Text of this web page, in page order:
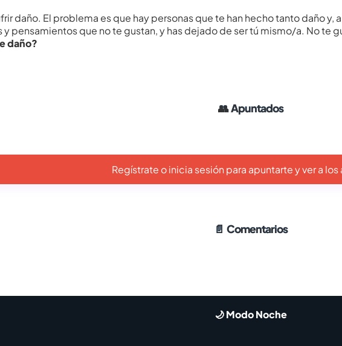
daño. El problema es que hay personas que te han hecho tanto daño
pensamientos que no te gustan, y has dejado de ser tú mismo/a. No te
daño?
👥Apuntados
Regístrate o inicia sesión para apuntarte y ver a
📄 Comentarios
🌙 Modo Noche